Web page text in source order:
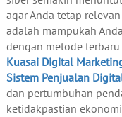
agar Anda tetap
adalah mampukah
dengan metode
Kuasai Digital
Sistem Penjualan
dan pertumbuhan
ketidakpastian